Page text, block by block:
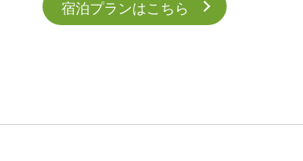
宿泊プランはこちら